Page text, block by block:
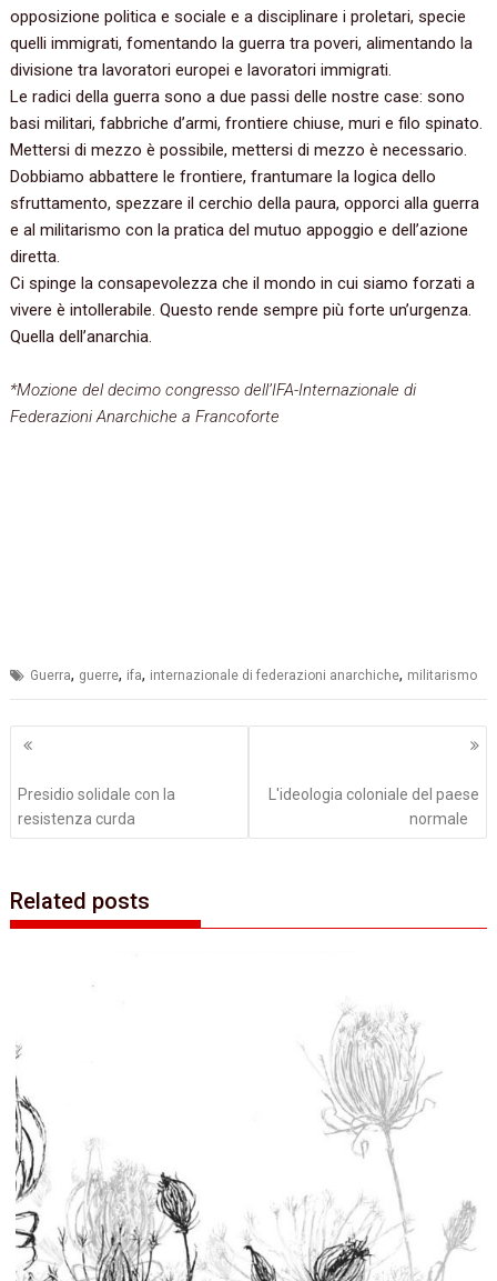
opposizione politica e sociale e a disciplinare i proletari, specie
quelli immigrati, fomentando la guerra tra poveri, alimentando la
divisione tra lavoratori europei e lavoratori immigrati.
Le radici della guerra sono a due passi delle nostre case: sono
basi militari, fabbriche d’armi, frontiere chiuse, muri e filo spinato.
Mettersi di mezzo è possibile, mettersi di mezzo è necessario.
Dobbiamo abbattere le frontiere, frantumare la logica dello
sfruttamento, spezzare il cerchio della paura, opporci alla guerra
e al militarismo con la pratica del mutuo appoggio e dell’azione
diretta.
Ci spinge la consapevolezza che il mondo in cui siamo forzati a
vivere è intollerabile. Questo rende sempre più forte un’urgenza.
Quella dell’anarchia.
*Mozione del decimo congresso dell’IFA-Internazionale di
Federazioni Anarchiche a Francoforte
Guerra, guerre, ifa, internazionale di federazioni anarchiche, militarismo
Navigazione
Presidio solidale con la
resistenza curda
L'ideologia coloniale del paese
normale
Related posts